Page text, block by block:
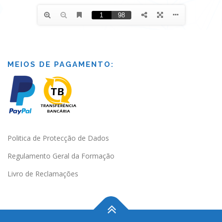
MEIOS DE PAGAMENTO:
Politica de Protecção de Dados
Regulamento Geral da Formação
Livro de Reclamações